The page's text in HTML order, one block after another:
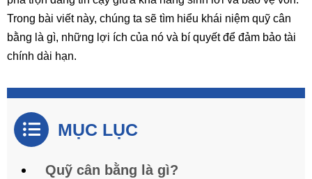
Trong bài viết này, chúng ta sẽ tìm hiểu khái niệm quỹ cân
bằng là gì, những lợi ích của nó và bí quyết để đảm bảo tài
chính dài hạn.
MỤC LỤC
Quỹ cân bằng là gì?